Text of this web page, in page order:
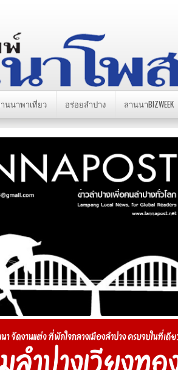
นนาพาเที่ยว อร่อยลำปาง ลานนาBIZWEEK